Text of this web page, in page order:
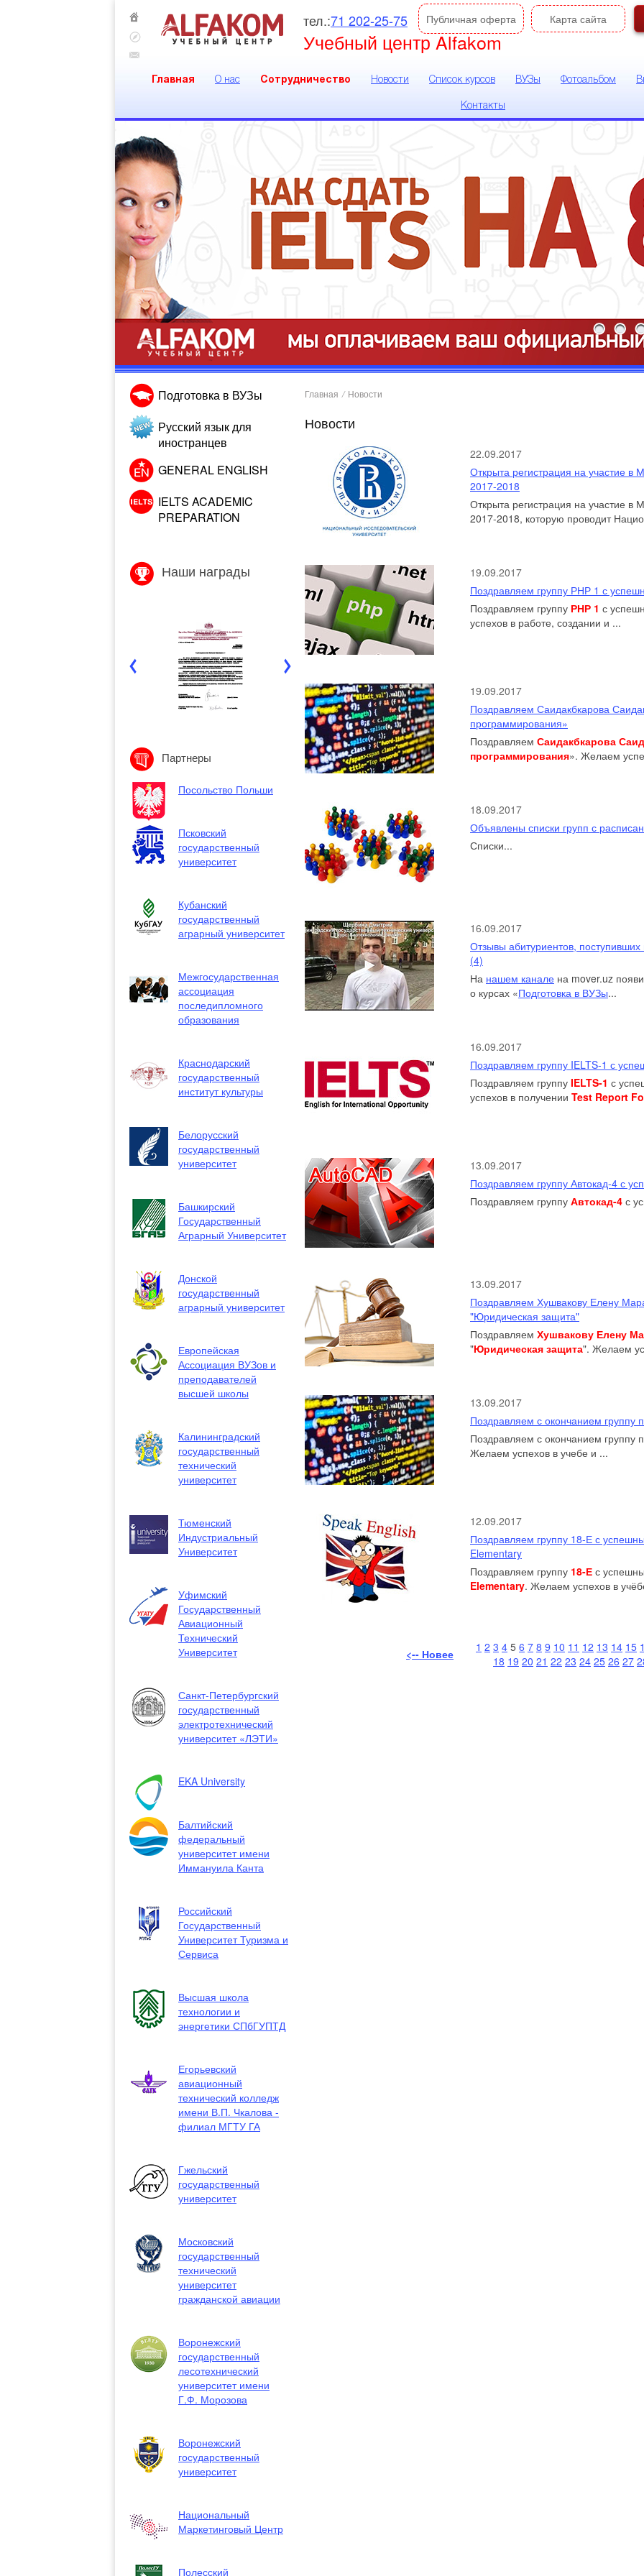
тел.:71 202-25-75 Публичная оферта
Учебный центр Alfakom
Карта сайта
Главная О нас Сотрудничество Новости Список курсов ВУЗы Фотоальбом
Контакты
Подготовка в ВУЗы
Русский язык для
иностранцев
GENERAL ENGLISH
IELTS ACADEMIC
PREPARATION
Наши награды
Партнеры
Посольство Польши
Псковский
государственный
университет
Кубанский
государственный
аграрный университет
Межгосударственная
ассоциация
последипломного
образования
Краснодарский
государственный
институт культуры
Белорусский
государственный
университет
Башкирский
Государственный
Аграрный Университет
Донской
государственный
аграрный университет
Европейская
Ассоциация ВУЗов и
преподавателей
высшей школы
Калининградский
государственный
технический
университет
Тюменский
Индустриальный
Университет
Уфимский
Государственный
Авиационный
Технический
Университет
Санкт-Петербургский
государственный
электротехнический
университет «ЛЭТИ»
EKA University
Балтийский
федеральный
университет имени
Иммануила Канта
Российский
Государственный
Университет Туризма и
Сервиса
Высшая школа
технологии и
энергетики СПбГУПТД
Егорьевский
авиационный
технический колледж
имени В.П. Чкалова -
филиал МГТУ ГА
Гжельский
государственный
университет
Московский
государственный
технический
университет
гражданской авиации
Воронежский
государственный
лесотехнический
университет имени
Г.Ф. Морозова
Воронежский
государственный
университет
Национальный
Маркетинговый Центр
Полесский
Главная / Новости
Новости
22.09.2017
Открыта регистрация на участие
2017-2018
Открыта регистрация на участие
2017-2018, которую проводит
19.09.2017
Поздравляем группу РНР 1 с
Поздравляем группу РНР 1 с
успехов в работе, создании и ...
19.09.2017
Поздравляем Саидакбкарова
программирования»
Поздравляем Саидакбкарова
программирования». Желаем
18.09.2017
Объявлены списки групп с
Списки...
16.09.2017
Отзывы абитуриентов,
(4)
На нашем канале на mover.uz
о курсах «Подготовка в ВУЗы...
16.09.2017
Поздравляем группу IELTS-1 с
Поздравляем группу IELTS-1 с
успехов в получении Test Report
13.09.2017
Поздравляем группу Автокад-4 с
Поздравляем группу Автокад-4 с
13.09.2017
Поздравляем Хушвакову Елену
"Юридическая защита"
Поздравляем Хушвакову Елену
"Юридическая защита". Желаем
13.09.2017
Поздравляем с окончанием
Поздравляем с окончанием группу
Желаем успехов в учебе и ...
12.09.2017
Поздравляем группу 18-Е с
Elementary
Поздравляем группу 18-Е с
Elementary. Желаем успехов в
<-- Новее 1 2 3 4 5 6 7 8 9 10 11 12 13 14 15
18 19 20 21 22 23 24 25 26 27